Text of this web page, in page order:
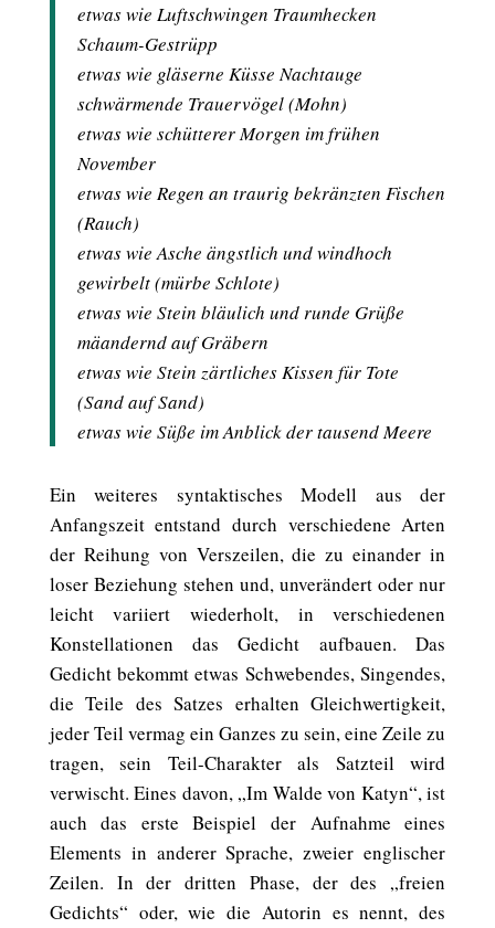
etwas wie Luftschwingen Traumhecken
Schaum-Gestrüpp
etwas wie gläserne Küsse Nachtauge
schwärmende Trauervögel (Mohn)
etwas wie schütterer Morgen im frühen
November
etwas wie Regen an traurig bekränzten Fischen
(Rauch)
etwas wie Asche ängstlich und windhoch
gewirbelt (mürbe Schlote)
etwas wie Stein bläulich und runde Grüße
mäandernd auf Gräbern
etwas wie Stein zärtliches Kissen für Tote
(Sand auf Sand)
etwas wie Süße im Anblick der tausend Meere
Ein weiteres syntaktisches Modell aus der
Anfangszeit entstand durch verschiedene Arten
der Reihung von Verszeilen, die zu einander in
loser Beziehung stehen und, unverändert oder nur
leicht variiert wiederholt, in verschiedenen
Konstellationen das Gedicht aufbauen. Das
Gedicht bekommt etwas Schwebendes, Singendes,
die Teile des Satzes erhalten Gleichwertigkeit,
jeder Teil vermag ein Ganzes zu sein, eine Zeile zu
tragen, sein Teil-Charakter als Satzteil wird
verwischt. Eines davon, „Im Walde von Katyn“, ist
auch das erste Beispiel der Aufnahme eines
Elements in anderer Sprache, zweier englischer
Zeilen. In der dritten Phase, der des „freien
Gedichts“ oder, wie die Autorin es nennt, des